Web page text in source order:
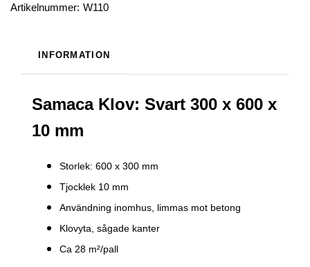
Artikelnummer: W110
INFORMATION
Samaca Klov: Svart 300 x 600 x
10 mm
Storlek: 600 x 300 mm
Tjocklek 10 mm
Användning inomhus, limmas mot betong
Klovyta, sågade kanter
Ca 28 m²/pall